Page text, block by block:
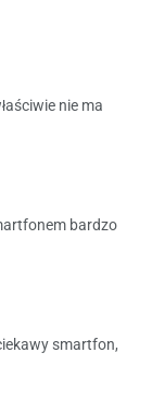
nie ma
bardzo
smartfon,